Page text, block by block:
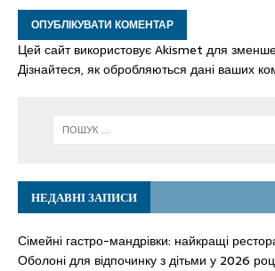
Цей сайт використовує Akismet для
Дізнайтеся, як обробляються дані ваших
НЕДАВНІ ЗАПИСИ
Сімейні гастро-мандрівки: найкращі
Оболоні для відпочинку з дітьми у 2026